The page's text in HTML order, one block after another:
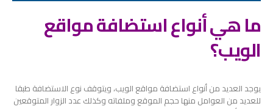
ما هي أنواع استضافة مواقع
الويب؟
يوجد العديد من أنواع استضافة مواقع الويب، ويتوقف نوع الاستضافة طبقا
للعديد من العوامل منها حجم الموقع وملفاته وكذلك عدد الزوار المتوقعين